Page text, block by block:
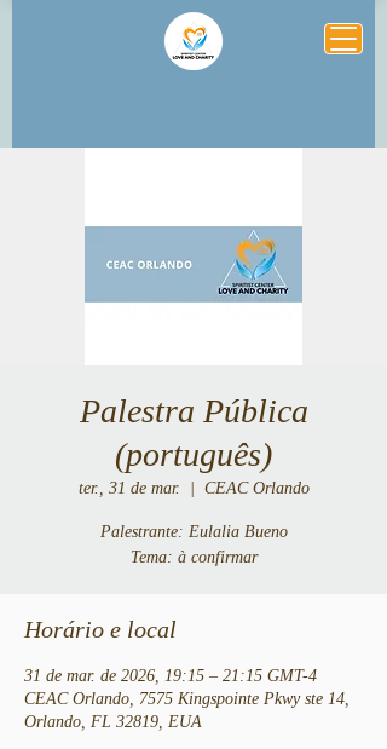
Palestra Pública
(português)
ter., 31 de mar. CEAC Orlando
Palestrante: Eulalia Bueno
Tema: à confirmar
Horário e local
31 de mar. de 2026, 19:15 – 21:15 GMT-4
CEAC Orlando, 7575 Kingspointe Pkwy ste 14,
Orlando, FL 32819, EUA